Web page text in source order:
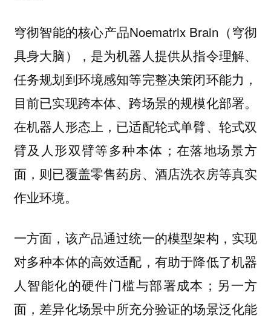
穹彻智能的核心产品Noematrix Brain（穹彻
具身大脑），是为机器人提供从指令理解、
任务规划到环境感知等完整决策闭环能力，
目前已实现跨本体、跨场景的规模化部署。
在机器人形态上，已适配轮式单臂、轮式双
臂及人形双臂等多种本体；在落地场景方
面，则已覆盖零售药房、酒店洗衣房等真实
作业环境。
一方面，该产品通过统一的模型架构，实现
对多种本体的高效适配，有助于降低了机器
人智能化的硬件门槛与部署成本；另一方
面，差异化场景中所充分验证的场景泛化能